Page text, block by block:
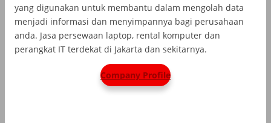
yang digunakan untuk membantu dalam mengolah data
menjadi informasi dan menyimpannya bagi perusahaan
anda. Jasa persewaan laptop, rental komputer dan
perangkat IT terdekat di Jakarta dan sekitarnya.
Company Profile